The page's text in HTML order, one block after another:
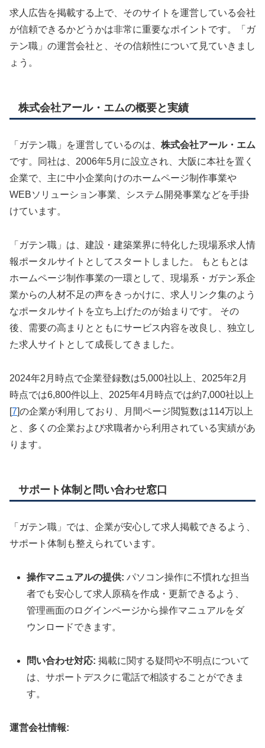
求人広告を掲載する上で、そのサイトを運営している会社
が信頼できるかどうかは非常に重要なポイントです。「ガ
テン職」の運営会社と、その信頼性について見ていきまし
ょう。
株式会社アール・エムの概要と実績
「ガテン職」を運営しているのは、 株式会社アール・エム
です。
同社は、2006年5月に設立され、大阪に本社を置く
企業で、主に中小企業向けのホームページ制作事業や
WEBソリューション事業、システム開発事業などを手掛
けています。
「ガテン職」は、建設・建築業界に特化した現場系求人情
報ポータルサイトとしてスタートしました。
もともとは
ホームページ制作事業の一環として、現場系・ガテン系企
業からの人材不足の声をきっかけに、求人リンク集のよう
なポータルサイトを立ち上げたのが始まりです。
その
後、需要の高まりとともにサービス内容を改良し、独立し
た求人サイトとして成長してきました。
2024年2月時点で企業登録数は5,000社以上
、2025年2月
時点では6,800件以上
、2025年4月時点では約7,000社以上
[7]の企業が利用しており、月間ページ閲覧数は114万以上
と、多くの企業および求職者から利用されている実績があ
ります。
サポート体制と問い合わせ窓口
「ガテン職」では、企業が安心して求人掲載できるよう、
サポート体制も整えられています。
操作マニュアルの提供: パソコン操作に不慣れな担当
者でも安心して求人原稿を作成・更新できるよう、
管理画面のログインページから操作マニュアルをダ
ウンロードできます。
問い合わせ対応: 掲載に関する疑問や不明点について
は、サポートデスクに電話で相談することができま
す。
運営会社情報: